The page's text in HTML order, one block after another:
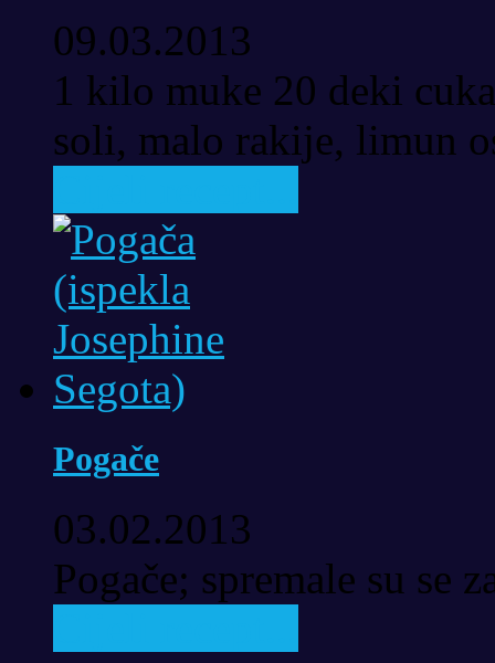
09.03.2013
1 kilo muke 20 deki
soli, malo rakije, limun
Pogače
03.02.2013
Pogače; spremale su se